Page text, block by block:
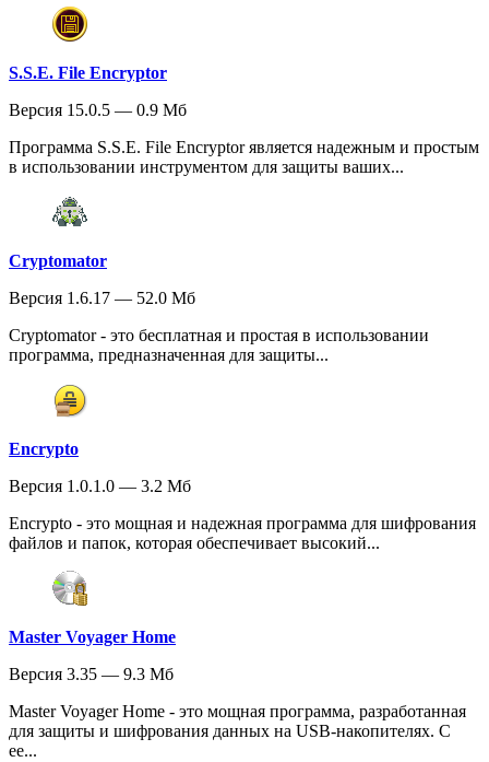
S.S.E. File Encryptor
Версия 15.0.5 — 0.9 Мб
Программа S.S.E. File Encryptor является надежным и простым
в использовании инструментом для защиты ваших...
Cryptomator
Версия 1.6.17 — 52.0 Мб
Cryptomator - это бесплатная и простая в использовании
программа, предназначенная для защиты...
Encrypto
Версия 1.0.1.0 — 3.2 Мб
Encrypto - это мощная и надежная программа для шифрования
файлов и папок, которая обеспечивает высокий...
Master Voyager Home
Версия 3.35 — 9.3 Мб
Master Voyager Home - это мощная программа, разработанная
для защиты и шифрования данных на USB-накопителях. С
ее...